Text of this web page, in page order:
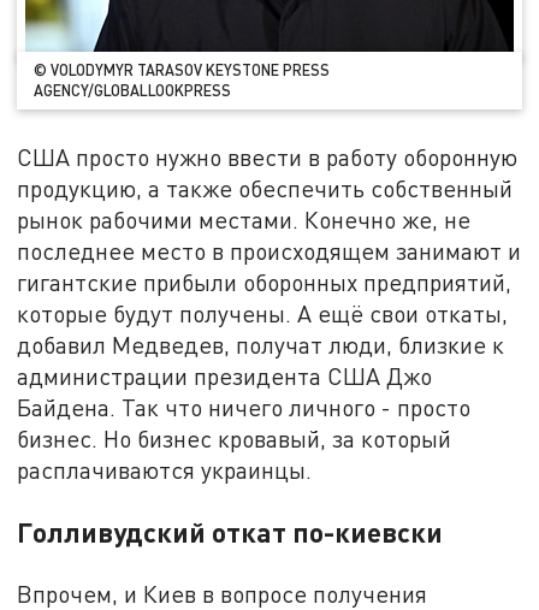
© VOLODYMYR TARASOV KEYSTONE PRESS
AGENCY/GLOBALLOOKPRESS
США просто нужно ввести в работу оборонную
продукцию, а также обеспечить собственный
рынок рабочими местами. Конечно же, не
последнее место в происходящем занимают и
гигантские прибыли оборонных предприятий,
которые будут получены. А ещё свои откаты,
добавил Медведев, получат люди, близкие к
администрации президента США Джо
Байдена. Так что ничего личного - просто
бизнес. Но бизнес кровавый, за который
расплачиваются украинцы.
Голливудский откат по-киевски
Впрочем, и Киев в вопросе получения